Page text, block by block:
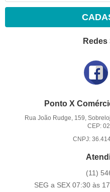
Ponto X
Rua João Rudge, 159,
CEP:
CNPJ:
(11)
SEG a SEX 07:30 às